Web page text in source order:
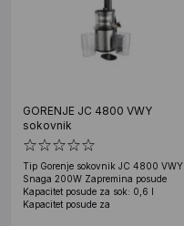
GORENJE JC 4800 VWY
sokovnik
Tip Gorenje sokovnik JC 4800 VWY
Snaga 200W Zapremina posude
Kapacitet posude za sok: 0,6 l
Kapacitet posude za